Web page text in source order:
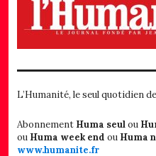
L’Humanité, le seul quotidien
Abonnement Huma seulou
ou Huma week end ou Huma
www.humanite.fr